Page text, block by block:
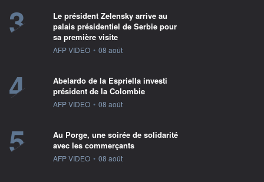
3
Le président Zelensky arrive au
palais présidentiel de Serbie pour
sa première visite
information fournie par
AFP VIDEO • 08 août
4
Abelardo de la Espriella investi
président de la Colombie
information fournie par
AFP VIDEO • 08 août
5
Au Porge, une soirée de solidarité
avec les commerçants
information fournie par
AFP VIDEO • 08 août